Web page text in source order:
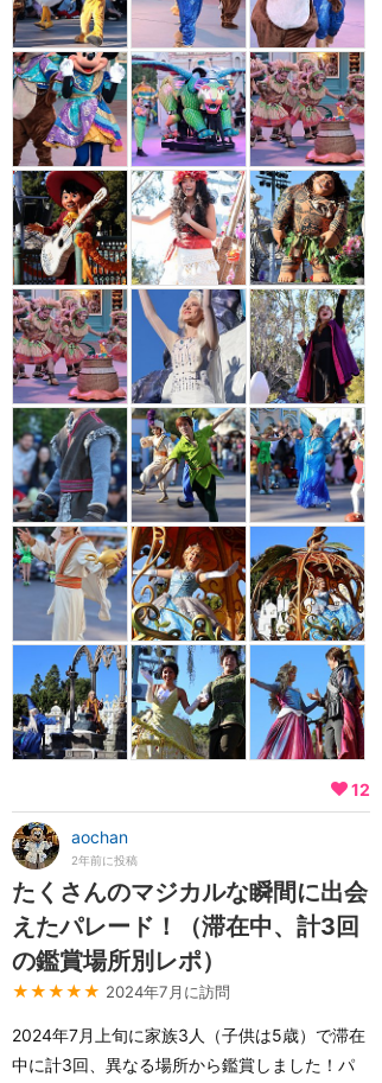
12
aochan
2年前に投稿
たくさんのマジカルな瞬間に出会
えたパレード！（滞在中、計3回
の鑑賞場所別レポ）
★★★★★ 2024年7月に訪問
2024年7月上旬に家族3人（子供は5歳）で滞在
中に計3回、異なる場所から鑑賞しました！パ